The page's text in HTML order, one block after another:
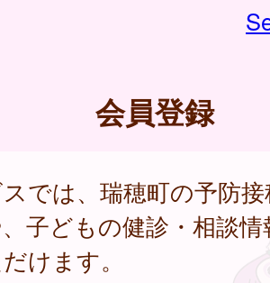
会員登録
では、瑞穂町の予防
子どもの健診・相談
けます。